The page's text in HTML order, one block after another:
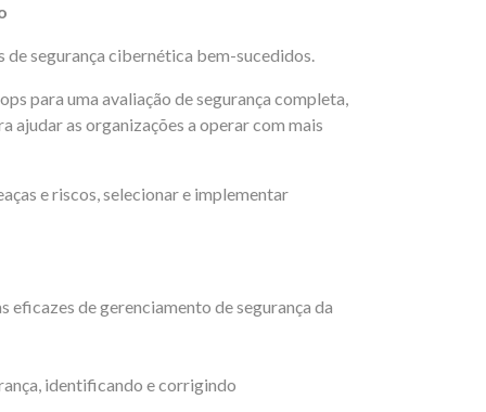
de segurança cibernética bem-sucedidos.
para uma avaliação de segurança completa,
ajudar as organizações a operar com mais
e riscos, selecionar e implementar
de gerenciamento de segurança da
identificando e corrigindo